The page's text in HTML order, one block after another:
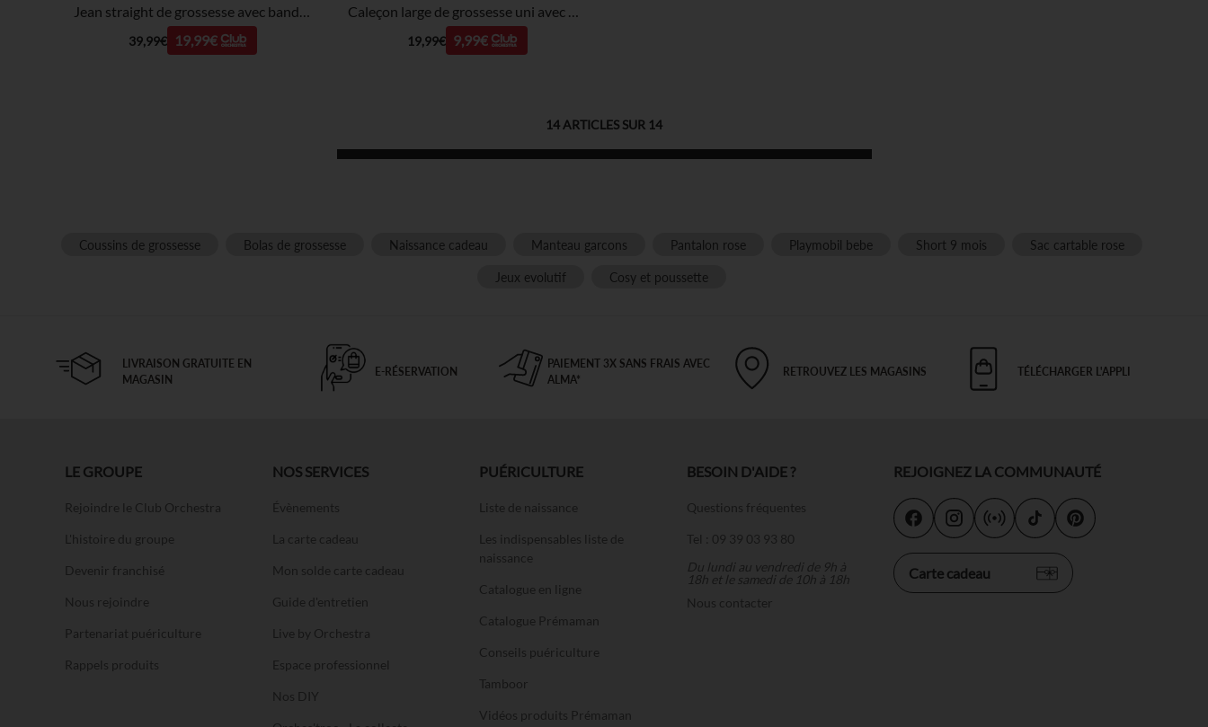
Jean straight de grossesse avec bandeau haut
39,99€ 19,99€
Caleçon large de grossesse uni avec bandeau haut
19,99€ 9,99€
14 ARTICLES SUR 14
Coussins de grossesse Bolas de grossesse Naissance cadeau Manteau garcons Pantalon rose Playmobil bebe Short 9 mois
Sac cartable rose
Jeux evolutif
Cosy et poussette
LIVRAISON GRATUITE EN
MAGASIN
E-RÉSERVATION
PAIEMENT 3X SANS FRAIS AVEC
ALMA*
RETROUVEZ LES MAGASINS TÉLÉCHARGER L'APPLI
LE GROUPE
Rejoindre le Club Orchestra
L'histoire du groupe
Devenir franchisé
Nous rejoindre
Partenariat puériculture
Rappels produits
NOS SERVICES
Évènements
La carte cadeau
Mon solde carte cadeau
Guide d'entretien
Live by Orchestra
Espace professionnel
Nos DIY
PUÉRICULTURE
Liste de naissance
Les indispensables liste de
naissance
Catalogue en ligne
Catalogue Prémaman
Conseils puériculture
Tamboor
Vidéos produits Prémaman
BESOIN D'AIDE ?
Questions fréquentes
Tel : 09 39 03 93 80
Du lundi au vendredi de 9h à
18h et le samedi de 10h à 18h
Nous contacter
REJOIGNEZ LA COMMUNAUTÉ
Carte cadeau